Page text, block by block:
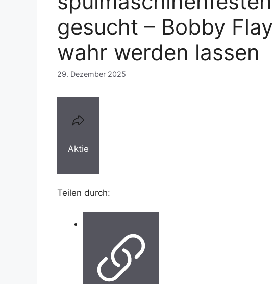
gesucht – Bobby
wahr werden lassen
29. Dezember 2025
Aktie
Teilen durch: